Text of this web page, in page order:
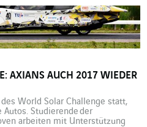
University im Silicon
der Menschheit befasst, und
AXIANS AUCH 2017 WIEDER
World Solar Challenge statt,
Studierende der
arbeiten mit Unterstützung